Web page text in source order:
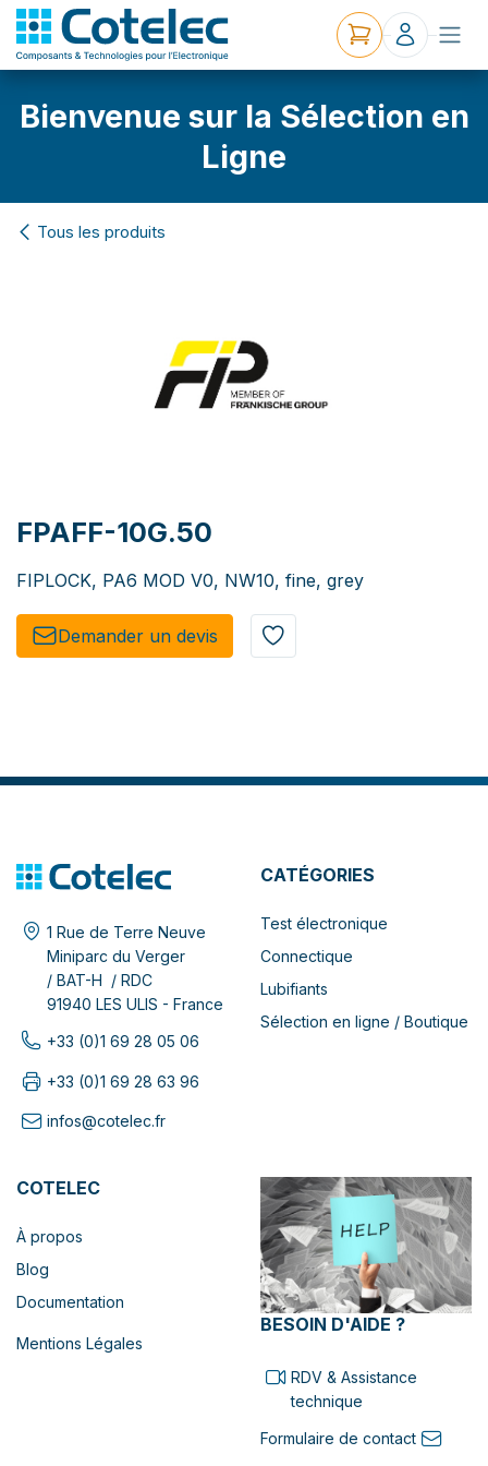
Bienvenue sur la Sélection en
Ligne
Tous les produits
FPAFF-10G.50
FIPLOCK, PA6 MOD V0, NW10, fine, grey
Demander un de​​vis​​
1 Rue de Terre Neuve
Miniparc du Verger
/ BAT-H / RDC
91940 LES ULIS - France
+33 (0)1 69 28 05 06
+33 (0)1 69 28 63 96
infos@cotelec.fr
CATÉGORIES
Test électronique
Connectique
Lubifiants
Sélection en ligne / Boutique
COTELEC
À propos
Blog
Documentation
Mentions Légales
BESOIN D'AIDE ?
RDV & Assistance
technique
Formulaire de contact